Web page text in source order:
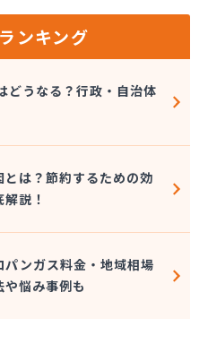
相談所
社 広島支店
糧プロパン部
料課
ンキング
どうなる？行政・自治体
とは？節約するための効
説！
パンガス料金・地域相場
悩み事例も